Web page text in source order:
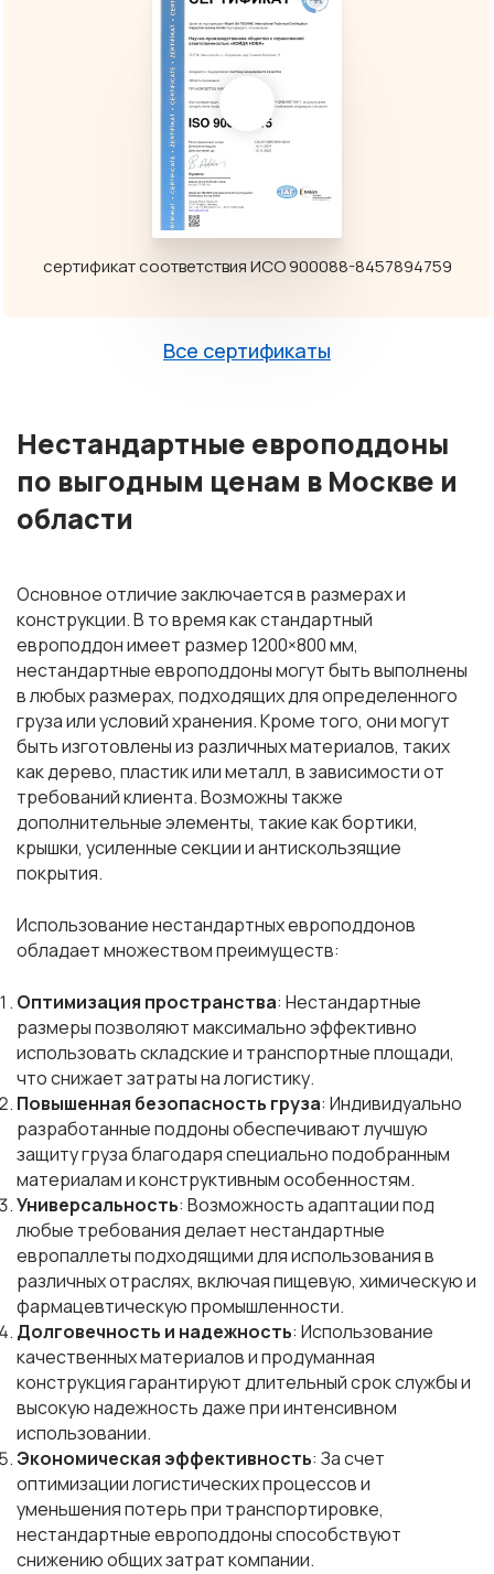
сертификат соответствия ИСО 900088-8457894759
Все сертификаты
Нестандартные европоддоны
по выгодным ценам в Москве и
области
Основное отличие заключается в размерах и
конструкции. В то время как стандартный
европоддон имеет размер 1200×800 мм,
нестандартные европоддоны могут быть выполнены
в любых размерах, подходящих для определенного
груза или условий хранения. Кроме того, они могут
быть изготовлены из различных материалов, таких
как дерево, пластик или металл, в зависимости от
требований клиента. Возможны также
дополнительные элементы, такие как бортики,
крышки, усиленные секции и антискользящие
покрытия.
Использование нестандартных европоддонов
обладает множеством преимуществ:
Оптимизация пространства: Нестандартные
размеры позволяют максимально эффективно
использовать складские и транспортные площади,
что снижает затраты на логистику.
Повышенная безопасность груза: Индивидуально
разработанные поддоны обеспечивают лучшую
защиту груза благодаря специально подобранным
материалам и конструктивным особенностям.
Универсальность: Возможность адаптации под
любые требования делает нестандартные
европаллеты подходящими для использования в
различных отраслях, включая пищевую, химическую и
фармацевтическую промышленности.
Долговечность и надежность: Использование
качественных материалов и продуманная
конструкция гарантируют длительный срок службы и
высокую надежность даже при интенсивном
использовании.
Экономическая эффективность: За счет
оптимизации логистических процессов и
уменьшения потерь при транспортировке,
нестандартные европоддоны способствуют
снижению общих затрат компании.